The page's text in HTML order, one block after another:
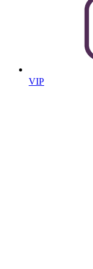
VIP